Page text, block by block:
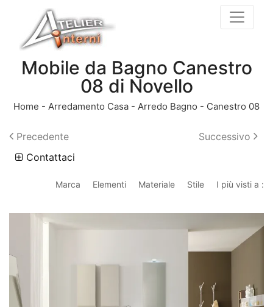
Mobile da Bagno Canestro
08 di Novello
Home - Arredamento Casa - Arredo Bagno - Canestro 08
Precedente
Successivo
Contattaci
Marca Elementi Materiale Stile I più visti a :